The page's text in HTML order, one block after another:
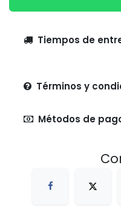
Términos y
Métodos de